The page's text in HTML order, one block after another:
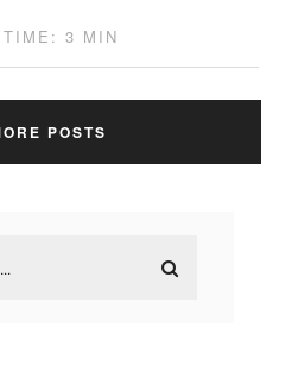
TIME: 3 MIN
POSTS